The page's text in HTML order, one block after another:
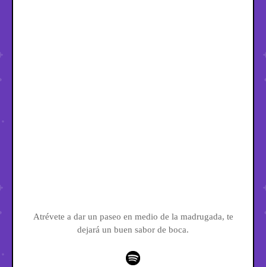
Atrévete a dar un paseo en medio de la madrugada, te
dejará un buen sabor de boca.